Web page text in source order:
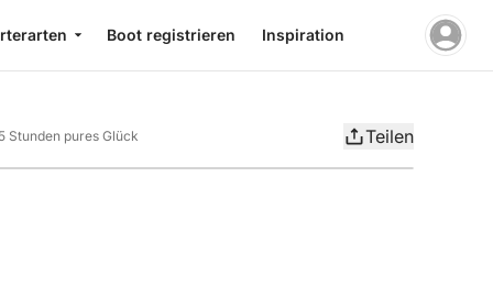
Boot registrieren Inspiration
Stunden pures Glück Teilen